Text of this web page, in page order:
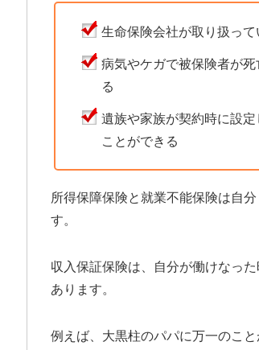
生命保険会社が取り扱っ
病気やケガで被保険者が
る
遺族や家族が契約時に設
ことができる
所得保障保険と就業不能保険は自
す。
収入保証保険は、自分が働けなっ
あります。
例えば、大黒柱のパパに万一のこ